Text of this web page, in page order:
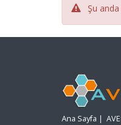
Şu
Ana Sayfa |